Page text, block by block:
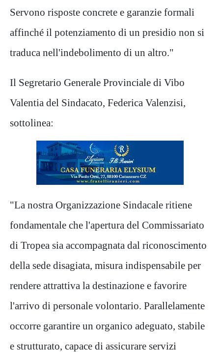
Servono risposte concrete e garanzie formali
affinché il potenziamento di un presidio non si
traduca nell'indebolimento di un altro."
Il Segretario Generale Provinciale di Vibo
Valentia del Sindacato, Federica Valenzisi,
sottolinea:
"La nostra Organizzazione Sindacale ritiene
fondamentale che l'apertura del Commissariato
di Tropea sia accompagnata dal riconoscimento
della sede disagiata, misura indispensabile per
rendere attrattiva la destinazione e favorire
l'arrivo di personale volontario. Parallelamente
occorre garantire un organico adeguato, stabile
e strutturato, capace di assicurare servizi